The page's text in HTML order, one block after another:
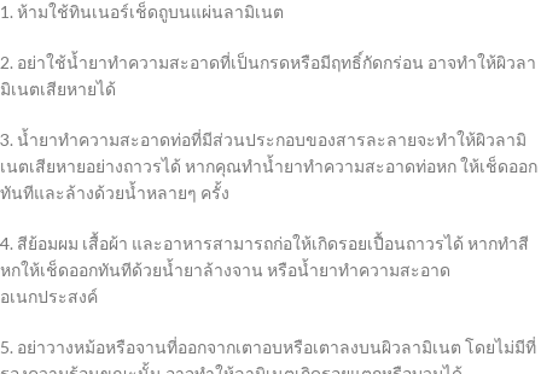
1. ห้ามใช้ทินเนอร์เช็ดถูบนแผ่นลามิเนต
2. อย่าใช้น้ำยาทำความสะอาดที่เป็นกรดหรือมีฤทธิ์กัดกร่อน อาจทำให้ผิวลา
มิเนตเสียหายได้
3. น้ำยาทำความสะอาดท่อที่มีส่วนประกอบของสารละลายจะทำให้ผิวลามิ
เนตเสียหายอย่างถาวรได้ หากคุณทำน้ำยาทำความสะอาดท่อหก ให้เช็ดออก
ทันทีและล้างด้วยน้ำหลายๆ ครั้ง
4. สีย้อมผม เสื้อผ้า และอาหารสามารถก่อให้เกิดรอยเปื้อนถาวรได้ หากทำสี
หกให้เช็ดออกทันทีด้วยน้ำยาล้างจาน หรือน้ำยาทำความสะอาด
อเนกประสงค์
5. อย่าวางหม้อหรือจานที่ออกจากเตาอบหรือเตาลงบนผิวลามิเนต โดยไม่มีที่